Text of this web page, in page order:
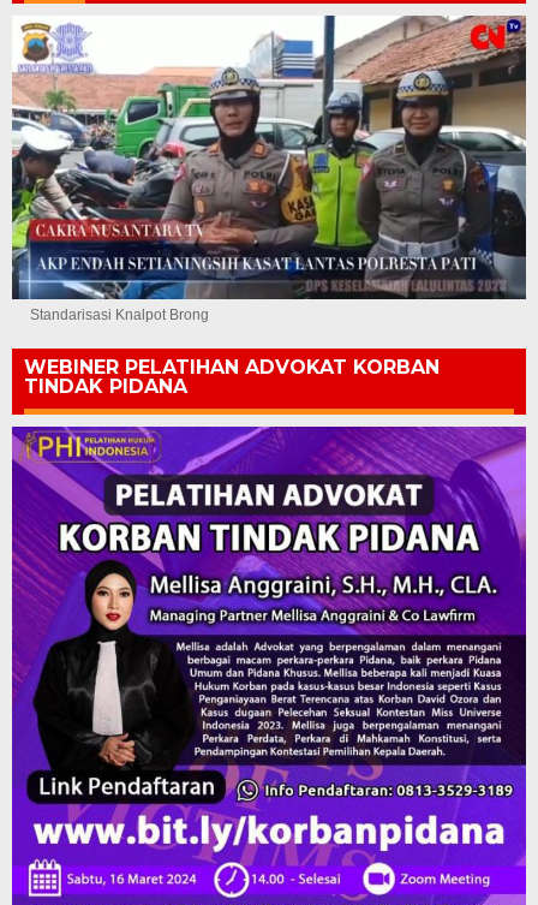
Standarisasi Knalpot Brong
WEBINER PELATIHAN ADVOKAT KORBAN
TINDAK PIDANA